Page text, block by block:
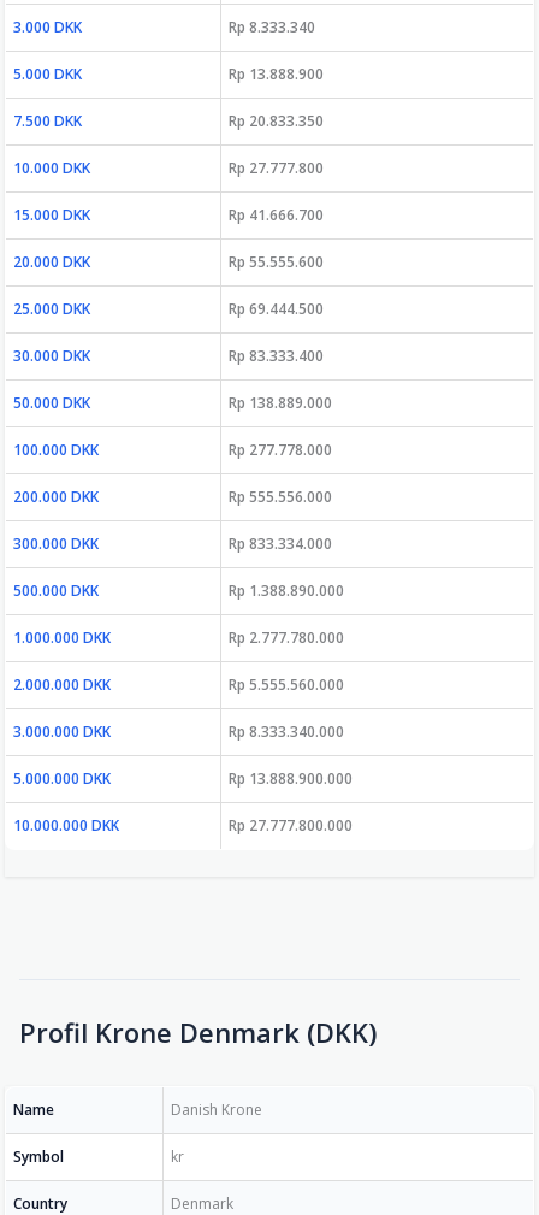
3.000 DKK Rp 8.333.340
5.000 DKK Rp 13.888.900
7.500 DKK Rp 20.833.350
10.000 DKK Rp 27.777.800
15.000 DKK Rp 41.666.700
20.000 DKK Rp 55.555.600
25.000 DKK Rp 69.444.500
30.000 DKK Rp 83.333.400
50.000 DKK Rp 138.889.000
100.000 DKK Rp 277.778.000
200.000 DKK Rp 555.556.000
300.000 DKK Rp 833.334.000
500.000 DKK Rp 1.388.890.000
1.000.000 DKK Rp 2.777.780.000
2.000.000 DKK Rp 5.555.560.000
3.000.000 DKK Rp 8.333.340.000
5.000.000 DKK Rp 13.888.900.000
10.000.000 DKK Rp 27.777.800.000
Profil Krone Denmark (DKK)
Name Danish Krone
Symbol kr
Country Denmark